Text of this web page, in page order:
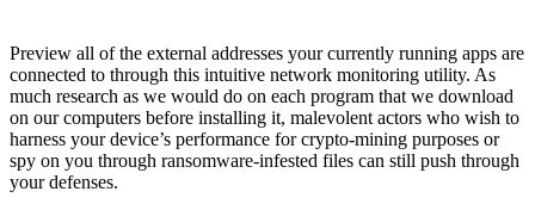
Preview all of the external addresses your currently running apps are
connected to through this intuitive network monitoring utility. As
much research as we would do on each program that we download
on our computers before installing it, malevolent actors who wish to
harness your device’s performance for crypto-mining purposes or
spy on you through ransomware-infested files can still push through
your defenses.